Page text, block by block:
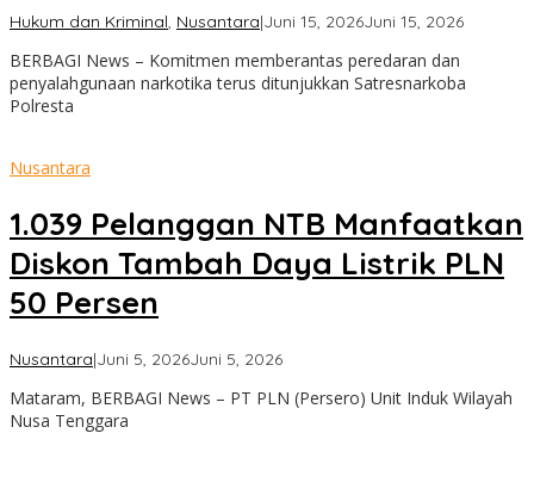
Hukum dan Kriminal, Nusantara|Juni 15, 2026Juni 15, 2026oleh
BERBAGI News – Komitmen memberantas peredaran dan
penyalahgunaan narkotika terus ditunjukkan Satresnarkoba
Polresta
Nusantara
1.039 Pelanggan NTB Manfaatkan
Diskon Tambah Daya Listrik PLN
50 Persen
Nusantara|Juni 5, 2026Juni 5, 2026oleh
Mataram, BERBAGI News – PT PLN (Persero) Unit Induk Wilayah
Nusa Tenggara